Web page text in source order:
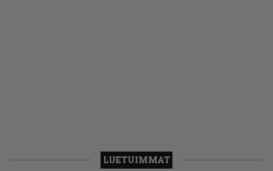
LUETUIMMAT